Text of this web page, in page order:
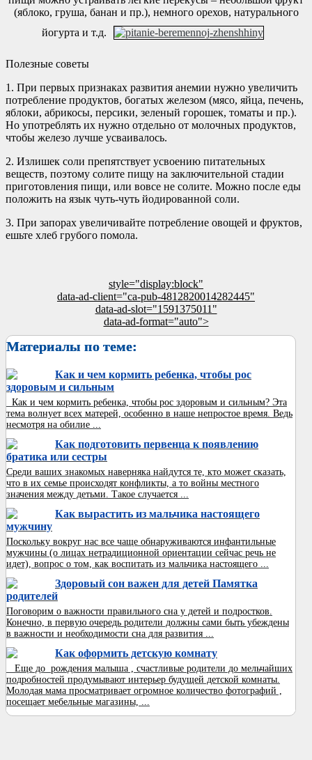
(яблоко, груша, банан и пр.), немного орехов, натурального
йогурта и т.д.
Полезные советы
1. При первых признаках развития анемии нужно увеличить
потребление продуктов, богатых железом (мясо, яйца, печень,
яблоки, абрикосы, персики, зеленый горошек, томаты и пр.).
Но употреблять их нужно отдельно от молочных продуктов,
чтобы железо лучше усваивалось.
2. Излишек соли препятствует усвоению питательных
веществ, поэтому солите пищу на заключительной стадии
приготовления пищи, или вовсе не солите. Можно после еды
положить на язык чуть-чуть йодированной соли.
3. При запорах увеличивайте потребление овощей и фруктов,
ешьте хлеб грубого помола.
style="display:block"
data-ad-client="ca-pub-4812820014282445"
data-ad-slot="1591375011"
data-ad-format="auto">
Материалы по теме:
Как и чем кормить ребенка, чтобы рос
здоровым и сильным
Как и чем кормить ребенка, чтобы рос здоровым и сильным? Эта
тема волнует всех матерей, особенно в наше непростое время. Ведь
несмотря на обилие ...
Как подготовить первенца к появлению
братика или сестры
Среди ваших знакомых наверняка найдутся те, кто может сказать,
что в их семье происходят конфликты, а то войны местного
значения между детьми. Такое случается ...
Как вырастить из мальчика настоящего
мужчину
Поскольку вокруг нас все чаще обнаруживаются инфантильные
мужчины (о лицах нетрадиционной ориентации сейчас речь не
идет), вопрос о том, как воспитать из мальчика настоящего ...
Здоровый сон важен для детей Памятка
родителей
Поговорим о важности правильного сна у детей и подростков.
Конечно, в первую очередь родители должны сами быть убеждены
в важности и необходимости сна для развития ...
Как оформить детскую комнату
Еще до рождения малыша , счастливые родители до мельчайших
подробностей продумывают интерьер будущей детской комнаты.
Молодая мама просматривает огромное количество фотографий ,
посещает мебельные магазины, ...